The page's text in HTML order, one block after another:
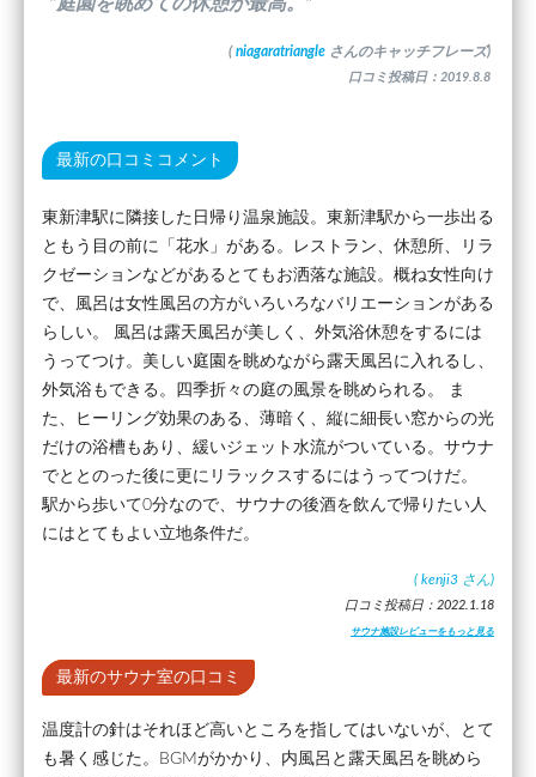
( niagaratriangle さんのキャッチフレーズ)
口コミ投稿日：2019.8.8
最新の口コミコメント
東新津駅に隣接した日帰り温泉施設。東新津駅から一歩出る
ともう目の前に「花水」がある。レストラン、休憩所、リラ
クゼーションなどがあるとてもお洒落な施設。概ね女性向け
で、風呂は女性風呂の方がいろいろなバリエーションがある
らしい。 風呂は露天風呂が美しく、外気浴休憩をするには
うってつけ。美しい庭園を眺めながら露天風呂に入れるし、
外気浴もできる。四季折々の庭の風景を眺められる。 ま
た、ヒーリング効果のある、薄暗く、縦に細長い窓からの光
だけの浴槽もあり、緩いジェット水流がついている。サウナ
でととのった後に更にリラックスするにはうってつけだ。
駅から歩いて0分なので、サウナの後酒を飲んで帰りたい人
にはとてもよい立地条件だ。
( kenji3 さん)
口コミ投稿日：2022.1.18
サウナ施設レビューをもっと見る
最新のサウナ室の口コミ
温度計の針はそれほど高いところを指してはいないが、とて
も暑く感じた。BGMがかかり、内風呂と露天風呂を眺めら